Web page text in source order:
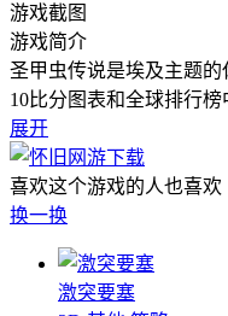
游戏截图
游戏简介
圣甲虫传说是埃及主题的
10比分图表和全球排行
展开
喜欢这个游戏的人也喜欢
换一换
激突要塞